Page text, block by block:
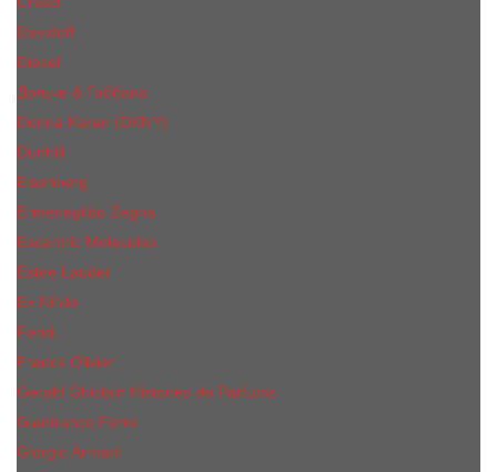
Davidoff
Diesel
Дольче & Габбана
Donna Karan (DKNY)
Dunhill
Eisenberg
Ermenegildo Zegna
Escentric Molecules
Еsteе Lаudеr
Ex Nihilo
Fendi
Franck Olivier
Gerald Ghislain Histoires de Parfums
Gianfranco Ferre
Giorgio Armani